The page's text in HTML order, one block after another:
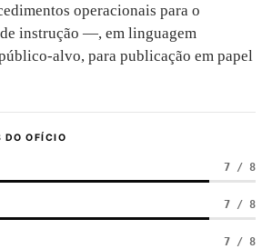
operacionais para o
instrução —, em linguagem
alvo, para publicação em papel
DO OFÍCIO
7 / 8
7 / 8
7 / 8